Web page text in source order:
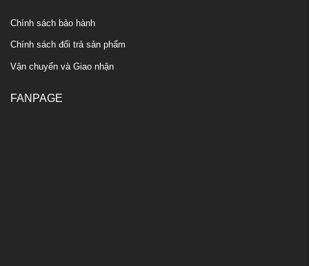
Chính sách bảo hành
Chính sách đổi trả sản phẩm
Vận chuyển và Giao nhận
FANPAGE